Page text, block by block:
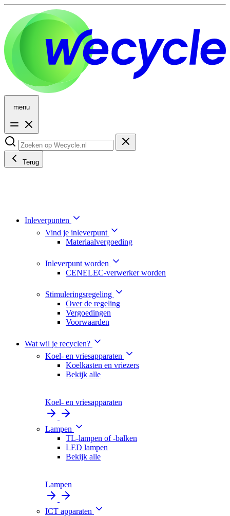
menu
Terug
Inleverpunten
Vind je inleverpunt
Materiaalvergoeding
Inleverpunt worden
CENELEC-verwerker worden
Stimuleringsregeling
Over de regeling
Vergoedingen
Voorwaarden
Wat wil je recyclen?
Koel- en vriesapparaten
Koelkasten en vriezers
Bekijk alle
Koel- en vriesapparaten
Lampen
TL-lampen of -balken
LED lampen
Bekijk alle
Lampen
ICT apparaten